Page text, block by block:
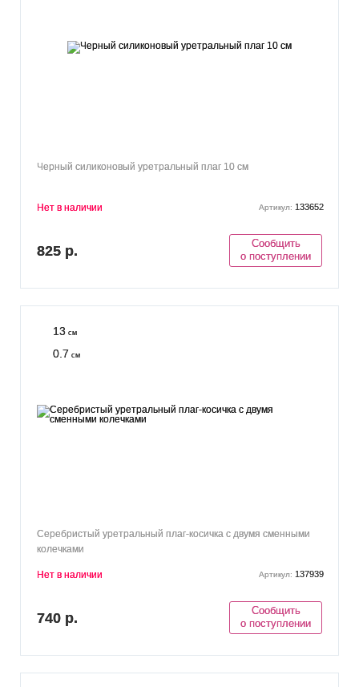
Черный силиконовый уретральный плаг 10 см
Нет в наличии Артикул: 133652
825 р.
Сообщить
о поступлении
13 см
0.7 см
Серебристый уретральный плаг-косичка с двумя сменными
колечками
Нет в наличии Артикул: 137939
740 р.
Сообщить
о поступлении